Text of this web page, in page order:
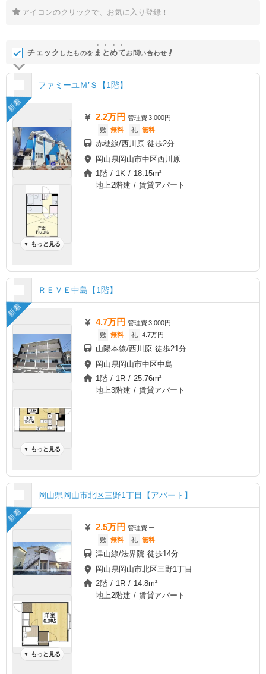
アイコンのクリックで、お気に入り登録！
チェック したものを ま とめてお問い合わせ
ファミーユＭ’Ｓ【1階】
新着
▼ もっと見る
2.2万円 管理費3,000円
敷 無料 礼 無料
赤穂線/西川原 徒歩2分
岡山県岡山市中区西川原
1階 / 1K / 18.15m²
地上2階建 / 賃貸アパート
ＲＥＶＥ中島【1階】
新着
▼ もっと見る
4.7万円 管理費3,000円
敷 無料 礼 4.7万円
山陽本線/西川原 徒歩21分
岡山県岡山市中区中島
1階 / 1R / 25.76m²
地上3階建 / 賃貸アパート
岡山県岡山市北区三野1丁目【アパート】
新着
▼ もっと見る
2.5万円 管理費 ー
敷 無料 礼 無料
津山線/法界院 徒歩14分
岡山県岡山市北区三野1丁目
2階 / 1R / 14.8m²
地上2階建 / 賃貸アパート